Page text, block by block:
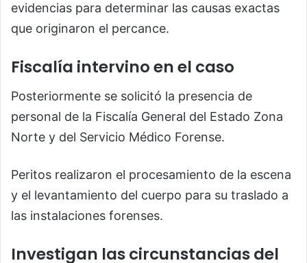
evidencias para determinar las causas exactas
que originaron el percance.
Fiscalía intervino en el caso
Posteriormente se solicitó la presencia de
personal de la Fiscalía General del Estado Zona
Norte y del Servicio Médico Forense.
Peritos realizaron el procesamiento de la escena
y el levantamiento del cuerpo para su traslado a
las instalaciones forenses.
Investigan las circunstancias del